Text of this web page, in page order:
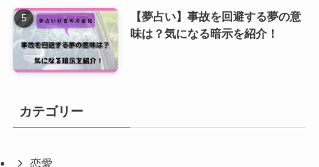
【夢占い】事故を回避する夢の意
味は？気になる暗示を紹介！
カテゴリー
恋愛